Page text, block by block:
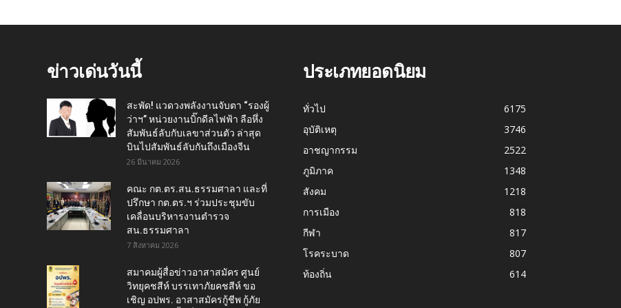
ข่าวเด่นวันนี้
สะพัด! แวดวงพลังงานจับตา “รองผู้
ว่าฯ” หน่วยงานบิ๊กดีลไฟฟ้า ลือหึ่ง
สัมพันธ์ลับกับเลขาส่วนตัว ล่าสุด
บินไปสัมพันธ์ลับกันถึงเมืองจีน
26 มีนาคม 2026
คณะ กต.ตร.สน.ธรรมศาลา และที่
ปรึกษา กต.ตร.ฯ ร่วมประชุมขับ
เคลื่อนบริหารงานตำรวจ
สน.ธรรมศาลา
7 สิงหาคม 2026
สมาคมผู้สื่อข่าวอาสาสมัคร ศูนย์
วิทยุคชสีห์ บรรเทาภัยคชสีห์ ขอ
เชิญ อปพร. อาสาสมัครกู้ชีพ กู้ภัย
ประเภทยอดนิยม
ทั่วไป
6175
อุบัติเหตุ
3746
อาชญากรรม
2522
ภูมิภาค
1348
สังคม
1218
การเมือง
818
กีฬา
817
โรคระบาด
807
ท้องถิ่น
614